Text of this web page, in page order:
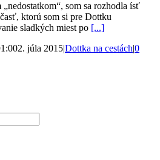
som sa rozhodla ísť
ktorú som si pre Dottku
sladkých miest po [...]
2. júla 2015|Dottka na cestách|0